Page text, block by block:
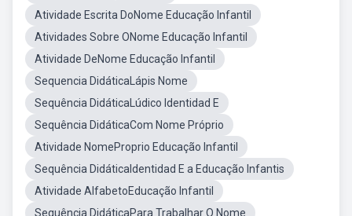
Atividade Escrita DoNome Educação Infantil
Atividades Sobre ONome Educação Infantil
Atividade DeNome Educação Infantil
Sequencia DidáticaLápis Nome
Sequência DidáticaLúdico Identidad E
Sequência DidáticaCom Nome Próprio
Atividade NomeProprio Educação Infantil
Sequência DidáticaIdentidad E a Educação Infantis
Atividade AlfabetoEducação Infantil
Sequência DidáticaPara Trabalhar O Nome